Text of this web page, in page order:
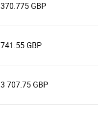
370.775 GBP
741.55 GBP
3 707.75 GBP